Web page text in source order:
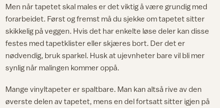
Men når tapetet skal males er det viktig å være grundig med
forarbeidet. Først og fremst må du sjekke om tapetet sitter
skikkelig på veggen. Hvis det har enkelte løse deler kan disse
festes med tapetklister eller skjæres bort. Der det er
nødvendig, bruk sparkel. Husk at ujevnheter bare vil bli mer
synlig når malingen kommer oppå.
Mange vinyltapeter er spaltbare. Man kan altså rive av den
øverste delen av tapetet, mens en del fortsatt sitter igjen på